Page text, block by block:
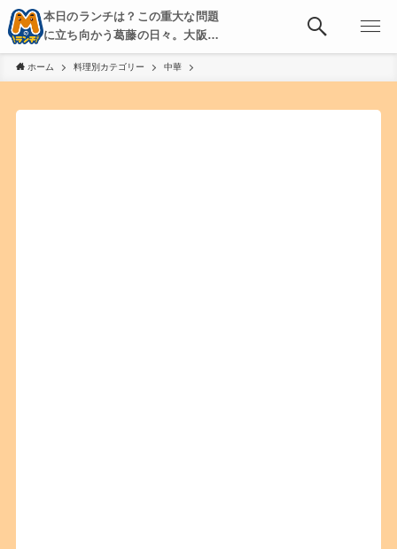
本日のランチは？この重大な問題
に立ち向かう葛藤の日々。大阪・
京都・神戸を中心とした食べ歩
き、飲み歩きを綴る。
ホーム 料理別カテゴリー 中華